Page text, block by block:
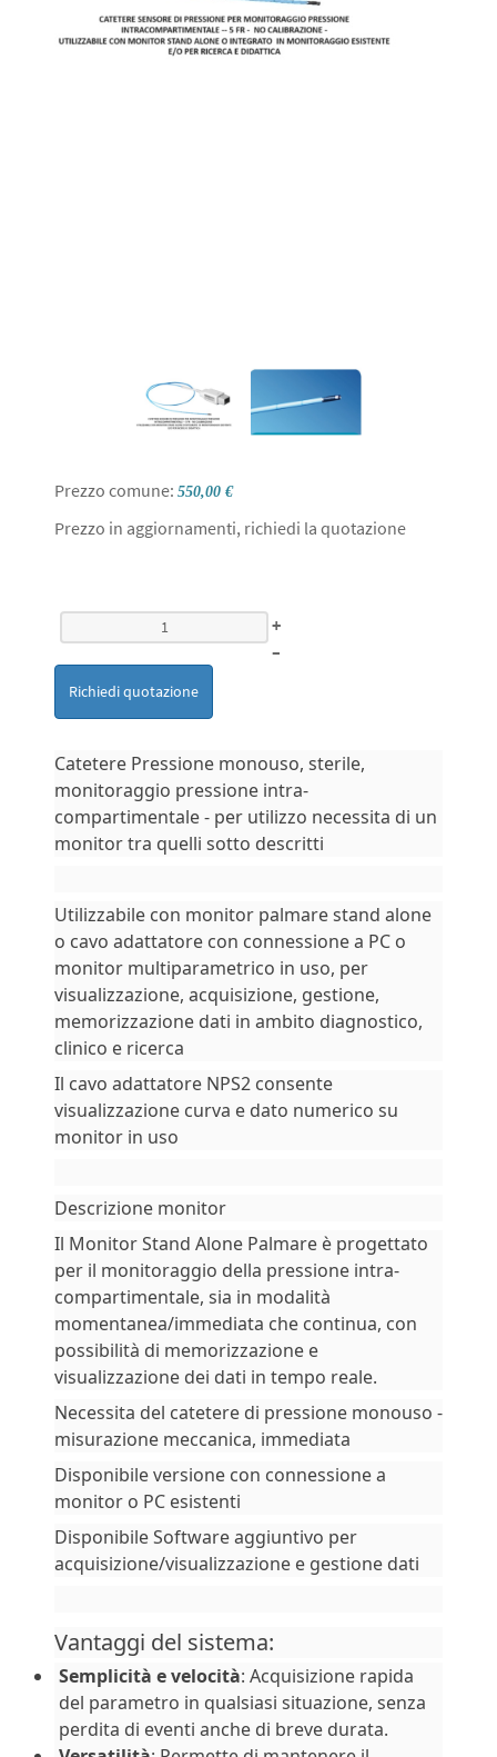
Prezzo comune: 550,00 €
Prezzo in aggiornamenti, richiedi la quotazione
+
–
Richiedi quotazione
Catetere Pressione monouso, sterile,
monitoraggio pressione intra-
compartimentale - per utilizzo necessita di un
monitor tra quelli sotto descritti
Utilizzabile con monitor palmare stand alone
o cavo adattatore con connessione a PC o
monitor multiparametrico in uso, per
visualizzazione, acquisizione, gestione,
memorizzazione dati in ambito diagnostico,
clinico e ricerca
Il cavo adattatore NPS2 consente
visualizzazione curva e dato numerico su
monitor in uso
Descrizione monitor
Il Monitor Stand Alone Palmare è progettato
per il monitoraggio della pressione intra-
compartimentale, sia in modalità
momentanea/immediata che continua, con
possibilità di memorizzazione e
visualizzazione dei dati in tempo reale.
Necessita del catetere di pressione monouso -
misurazione meccanica, immediata
Disponibile versione con connessione a
monitor o PC esistenti
Disponibile Software aggiuntivo per
acquisizione/visualizzazione e gestione dati
Vantaggi del sistema:
Semplicità e velocità: Acquisizione rapida
del parametro in qualsiasi situazione, senza
perdita di eventi anche di breve durata.